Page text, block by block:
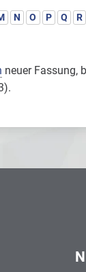
N O P Q R
neuer Fassung,